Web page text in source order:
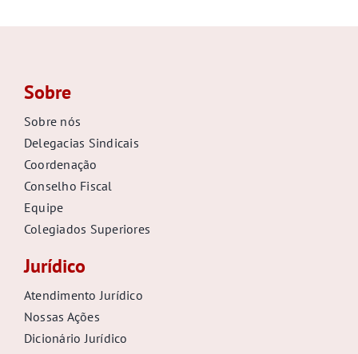
Sobre
Sobre nós
Delegacias Sindicais
Coordenação
Conselho Fiscal
Equipe
Colegiados Superiores
Jurídico
Atendimento Jurídico
Nossas Ações
Dicionário Jurídico